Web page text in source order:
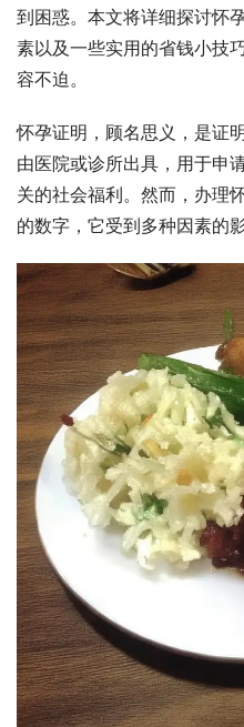
到困惑。本文将详细探讨怀
素以及一些实用的省钱小技
容不迫。
怀孕证明，顾名思义，是证
由医院或诊所出具，用于申
关的社会福利。然而，办理
的数字，它受到多种因素的影